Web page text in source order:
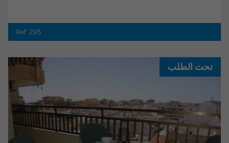
Ref. 295
تحت الطلب